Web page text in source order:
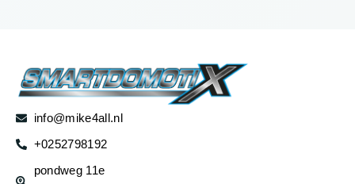
info@mike4all.nl
+0252798192
pondweg 11e